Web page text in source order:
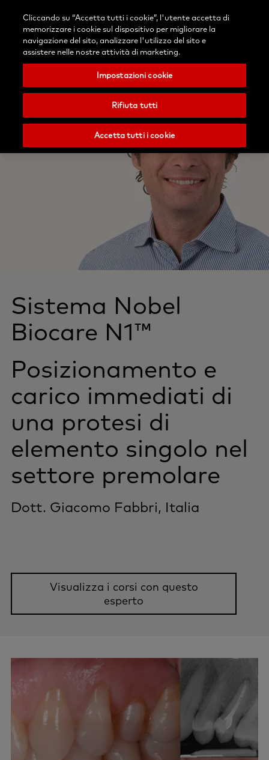
Accedi Blog Contattaci
Seleziona
il
paese
Nobel
Biocare
Ricerca Menu
Sistema Nobel
Biocare N1™
Posizionamento e
carico immediati di
una protesi di
elemento singolo nel
settore premolare
Dott. Giacomo Fabbri, Italia
Visualizza i corsi con questo
esperto
Cliccando su “Accetta tutti i cookie”, l'utente accetta di
memorizzare i cookie sul dispositivo per migliorare la
navigazione del sito, analizzare l'utilizzo del sito e
assistere nelle nostre attività di marketing.
Impostazioni cookie
Rifiuta tutti
Accetta tutti i cookie